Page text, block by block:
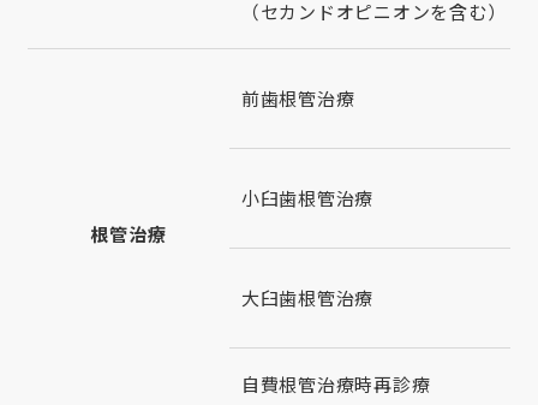
（セカンドオピニオンを含む）
根管治療
前歯根管治療
小臼歯根管治療
大臼歯根管治療
自費根管治療時再診療